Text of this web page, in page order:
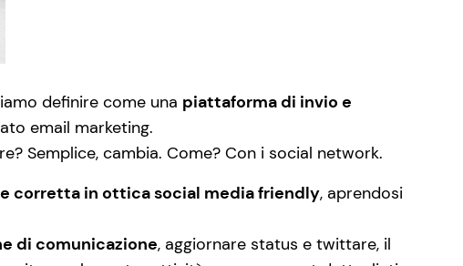
definire come una piattaforma di invio e
email marketing.
Semplice, cambia. Come? Con i social network.
corretta in ottica social media friendly, aprendosi
di comunicazione, aggiornare status e twittare, il